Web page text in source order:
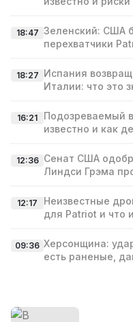
18:47 Зеленский: США
перехватчики
18:27 Испания
Италии: что это
16:21
Подозреваемый
известно и как
12:36 Сенат США
Линдси Грэма
12:17
Неизвестные
для Patriot и что
09:36 Херсонщина:
есть раненые,